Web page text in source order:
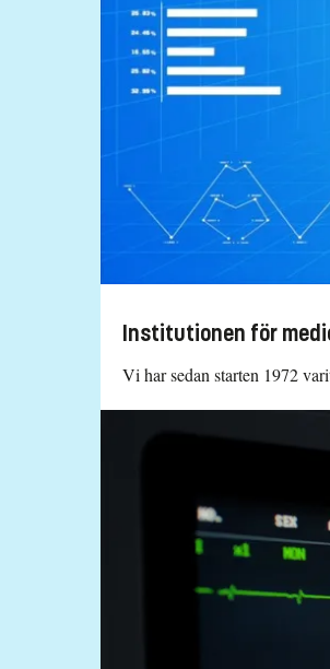
Institutionen för
Vi har sedan starten 1972